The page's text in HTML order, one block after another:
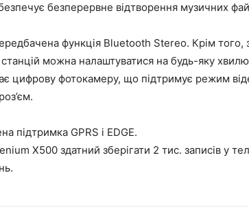
безперервне відтворення музичних
функція Bluetooth Stereo. Крім
станцій можна налаштуватися на будь-яку хвилю
цифрову фотокамеру, що підтримує режим
підтримка GPRS і EDGE.
X500 здатний зберігати 2 тис. записів у